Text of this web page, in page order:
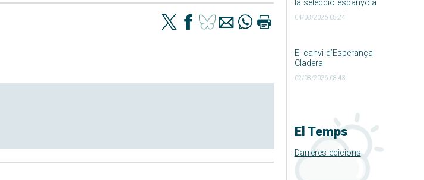
la selecció espanyola
04/08/2026 08:24
El canvi d’Esperança
Cladera
02/08/2026 08:43
El Temps
Darreres edicions